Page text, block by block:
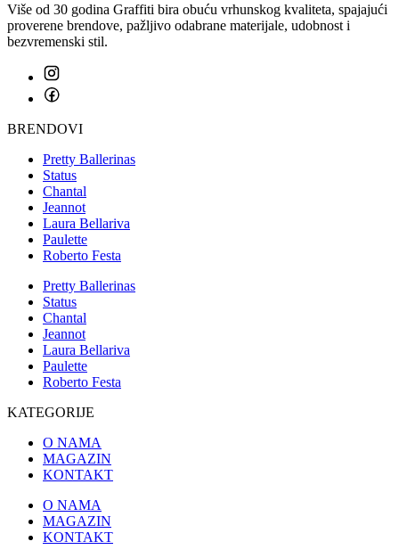
Više od 30 godina Graffiti bira obuću vrhunskog kvaliteta, spajajući
proverene brendove, pažljivo odabrane materijale, udobnost i
bezvremenski stil.
BRENDOVI
Pretty Ballerinas
Status
Chantal
Jeannot
Laura Bellariva
Paulette
Roberto Festa
Pretty Ballerinas
Status
Chantal
Jeannot
Laura Bellariva
Paulette
Roberto Festa
KATEGORIJE
O NAMA
MAGAZIN
KONTAKT
O NAMA
MAGAZIN
KONTAKT